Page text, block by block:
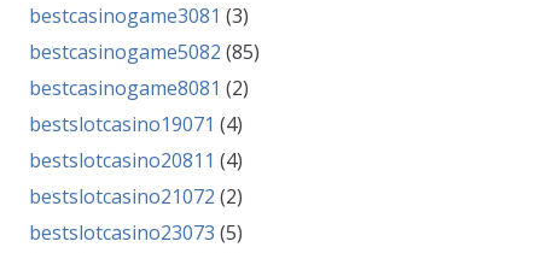
bestcasinogame3081 (3)
bestcasinogame5082 (85)
bestcasinogame8081 (2)
bestslotcasino19071 (4)
bestslotcasino20811 (4)
bestslotcasino21072 (2)
bestslotcasino23073 (5)